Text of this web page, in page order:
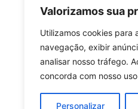
Valorizamos sua
Utilizamos cookies para
navegação, exibir
analisar nosso tráfego.
concorda com nosso
Personalizar
O Divulga